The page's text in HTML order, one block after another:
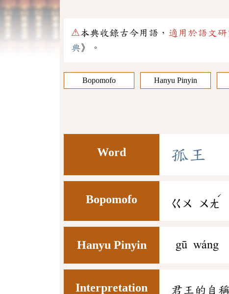
⚠本典收錄古今用語， 適用於語文研
典》。
Bopomofo Hanyu Pinyin
Word 孤 王
Bopomofo ㄍㄨ ㄨㄤ
ˊ
Hanyu Pinyin gū wáng
Interpretation 君王的自